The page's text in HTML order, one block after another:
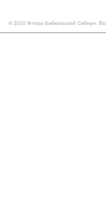
© 2010 Флора Байкальской Сибири.